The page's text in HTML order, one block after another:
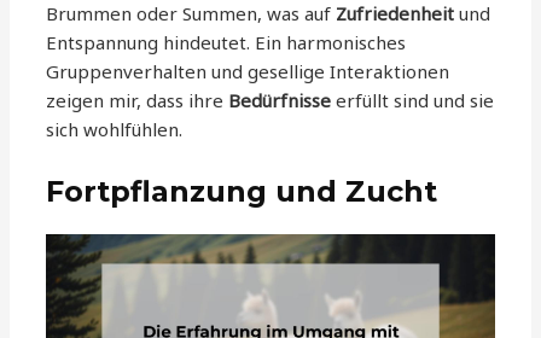
Brummen oder Summen, was auf Zufriedenheit und
Entspannung hindeutet. Ein harmonisches
Gruppenverhalten und gesellige Interaktionen
zeigen mir, dass ihre Bedürfnisse erfüllt sind und sie
sich wohlfühlen.
Fortpflanzung und Zucht